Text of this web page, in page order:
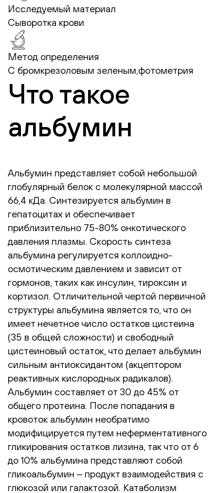
Исследуемый материал
Сыворотка крови
Метод определения
С бромкрезоловым зеленым,фотометрия
Что такое
альбумин
Альбумин представляет собой небольшой
глобулярный белок с молекулярной массой
66,4 кДа. Синтезируется альбумин в
гепатоцитах и обеспечивает
приблизительно 75-80% онкотического
давления плазмы. Скорость синтеза
альбумина регулируется коллоидно-
осмотическим давлением и зависит от
гормонов, таких как инсулин, тироксин и
кортизол. Отличительной чертой первичной
структуры альбумина является то, что он
имеет нечетное число остатков цистеина
(35 в общей сложности) и свободный
цистеиновый остаток, что делает альбумин
сильным антиоксидантом (акцептором
реактивных кислородных радикалов).
Альбумин составляет от 30 до 45% от
общего протеина. После попадания в
кровоток альбумин необратимо
модифицируется путем неферментативного
гликирования остатков лизина, так что от 6
до 10% альбумина представляют собой
гликоальбумин ‒ продукт взаимодействия с
глюкозой или галактозой. Катаболизм